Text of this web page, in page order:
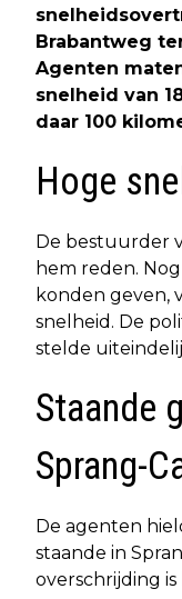
Brabantweg
Agenten
snelheid van
daar 100
Hoge
De bestuurder
hem reden.
konden geven,
snelheid. De
stelde
Staande
Sprang-
De agenten
staande in
overschrijding